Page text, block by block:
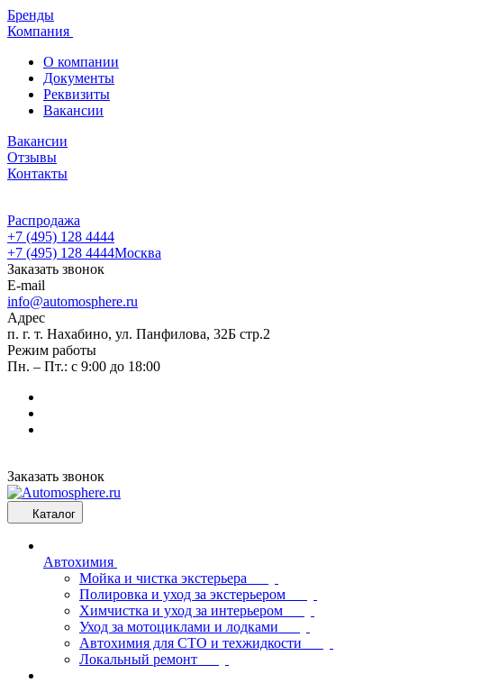
Бренды
Компания
О компании
Документы
Реквизиты
Вакансии
Вакансии
Отзывы
Контакты
Распродажа
+7 (495) 128 4444
+7 (495) 128 4444Москва
Заказать звонок
E-mail
info@automosphere.ru
Адрес
п. г. т. Нахабино, ул. Панфилова, 32Б стр.2
Режим работы
Пн. – Пт.: с 9:00 до 18:00
Заказать звонок
Каталог
Автохимия
Мойка и чистка экстерьера
Полировка и уход за экстерьером
Химчистка и уход за интерьером
Уход за мотоциклами и лодками
Автохимия для СТО и техжидкости
Локальный ремонт